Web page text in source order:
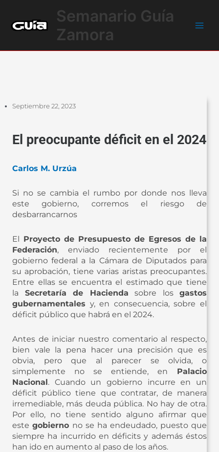
contenido
Semanario Guía
Zamora
Septiembre 22, 2023
El preocupante déficit en el 2024
Carlos M. Urzúa
Si no se cambia el rumbo por donde nos lleva
este gobierno, corremos el riesgo de
desbarrancarnos
El Proyecto de Presupuesto de Egresos de la
Federación, enviado recientemente por el
gobierno federal a la Cámara de Diputados para
su aprobación, tiene varias aristas preocupantes.
Entre ellas se encuentra el estimado que tiene
la Secretaría de Hacienda sobre los gastos
gubernamentales y, en consecuencia, sobre el
déficit público que habrá en el 2024.
Antes de iniciar nuestro comentario al respecto,
bien vale la pena hacer una precisión que es
obvia, pero que al parecer se olvida, o
simplemente no se entiende, en Palacio
Nacional. Cuando un gobierno incurre en un
déficit público tiene que contratar, de manera
irremediable, más deuda pública. No hay de otra.
Por ello, no tiene sentido alguno afirmar que
este gobierno no se ha endeudado, puesto que
siempre ha incurrido en déficits y además éstos
han ido en aumento al paso de los años.